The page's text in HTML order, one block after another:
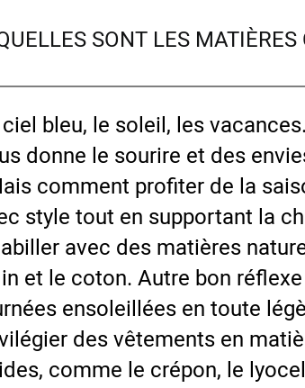
SONT LES
bleu, le soleil, les
donne le sourire et des
comment profiter de la
style tout en supportant la
avec des matières
et le coton. Autre bon
ensoleillées en toute
des vêtements en
comme le crépon, le